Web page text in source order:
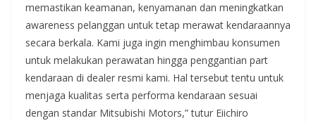
memastikan keamanan, kenyamanan dan meningkatkan
awareness pelanggan untuk tetap merawat kendaraannya
secara berkala. Kami juga ingin menghimbau konsumen
untuk melakukan perawatan hingga penggantian part
kendaraan di dealer resmi kami. Hal tersebut tentu untuk
menjaga kualitas serta performa kendaraan sesuai
dengan standar Mitsubishi Motors,” tutur Eiichiro